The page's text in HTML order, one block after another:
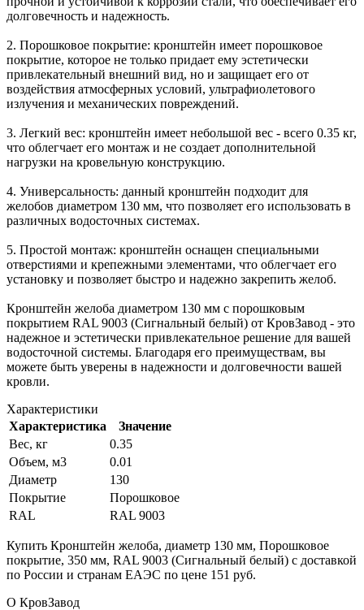
долговечность и надежность.
2. Порошковое покрытие: кронштейн имеет порошковое
покрытие, которое не только придает ему эстетически
привлекательный внешний вид, но и защищает его от
воздействия атмосферных условий, ультрафиолетового
излучения и механических повреждений.
3. Легкий вес: кронштейн имеет небольшой вес - всего 0.35 кг,
что облегчает его монтаж и не создает дополнительной
нагрузки на кровельную конструкцию.
4. Универсальность: данный кронштейн подходит для
желобов диаметром 130 мм, что позволяет его использовать в
различных водосточных системах.
5. Простой монтаж: кронштейн оснащен специальными
отверстиями и крепежными элементами, что облегчает его
установку и позволяет быстро и надежно закрепить желоб.
Кронштейн желоба диаметром 130 мм с порошковым
покрытием RAL 9003 (Сигнальный белый) от КровЗавод - это
надежное и эстетически привлекательное решение для вашей
водосточной системы. Благодаря его преимуществам, вы
можете быть уверены в надежности и долговечности вашей
кровли.
Характеристики
Характеристика
Значение
Вес, кг
0.35
Объем, м3
0.01
Диаметр
130
Покрытие
Порошковое
RAL
RAL 9003
Купить Кронштейн желоба, диаметр 130 мм, Порошковое
покрытие, 350 мм, RAL 9003 (Сигнальный белый) с доставкой
по России и странам ЕАЭС по цене 151 руб.
О КровЗавод